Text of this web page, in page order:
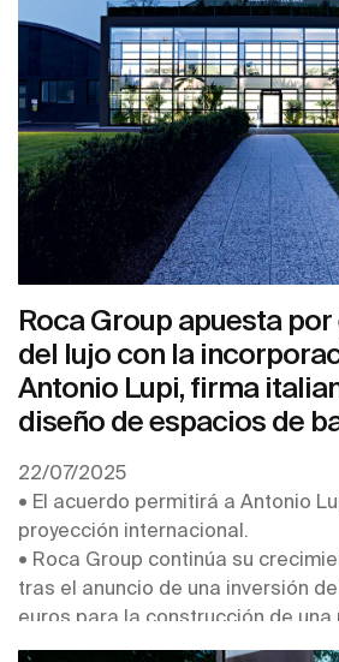
Roca Group apuesta
del lujo con la
Antonio Lupi, firma
diseño de espacios de
22/07/2025
• El acuerdo permitirá a Antonio
proyección internacional.
• Roca Group continúa su
tras el anuncio de una inversión
euros para la construcción de una
Kazajistán y la compra de la